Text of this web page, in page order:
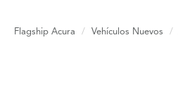
Flagship Acura Vehículos Nuevos